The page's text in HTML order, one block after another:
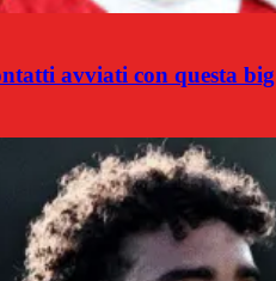
avviati con questa big